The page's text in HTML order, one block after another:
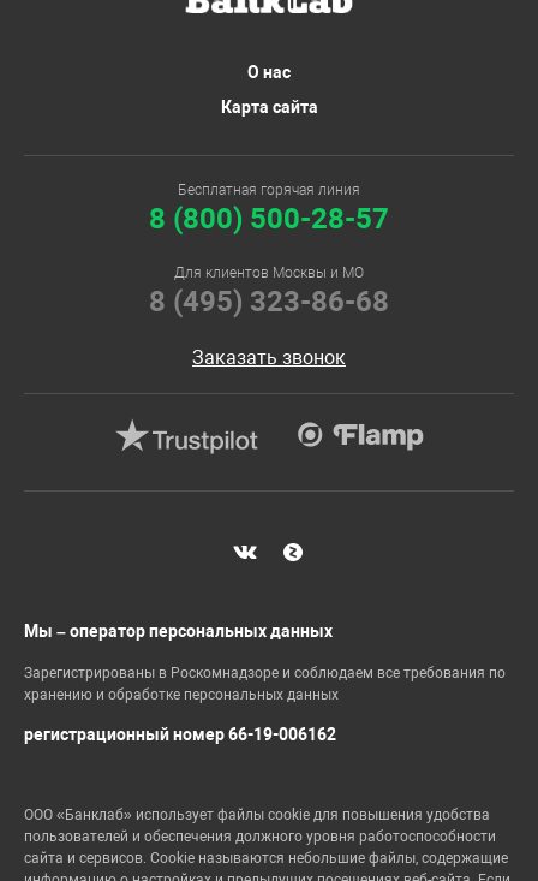
О нас
Карта сайта
Бесплатная горячая линия
8 (800) 500-28-57
Для клиентов Москвы и МО
8 (495) 323-86-68
Заказать звонок
Мы – оператор персональных данных
Зарегистрированы в Роскомнадзоре и соблюдаем все требования по
хранению и обработке персональных данных
регистрационный номер 66-19-006162
ООО «Банклаб» использует файлы cookie для повышения удобства
пользователей и обеспечения должного уровня работоспособности
сайта и сервисов. Cookie называются небольшие файлы, содержащие